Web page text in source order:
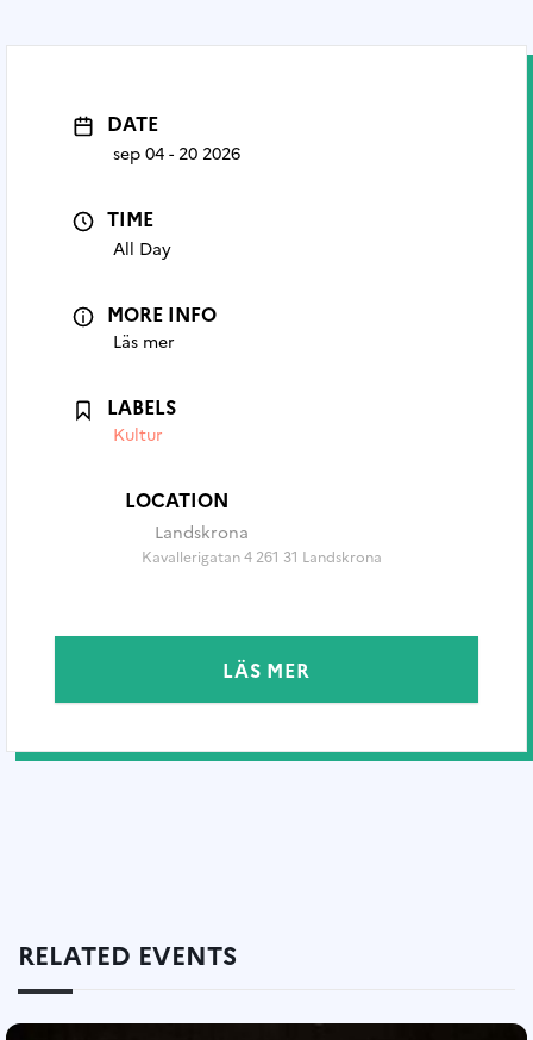
DATE
sep 04 - 20 2026
TIME
All Day
MORE INFO
Läs mer
LABELS
Kultur
LOCATION
Landskrona
Kavallerigatan 4 261 31 Landskrona
LÄS MER
RELATED EVENTS